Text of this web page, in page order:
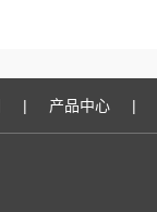
| 产品中心 |